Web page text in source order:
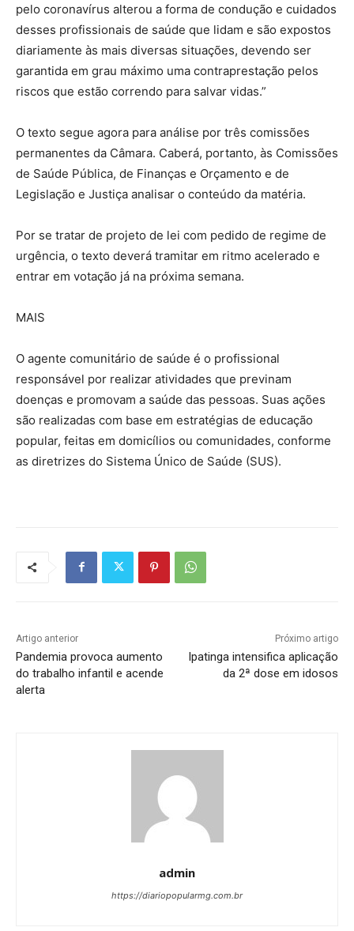
pelo coronavírus alterou a forma de condução e cuidados
desses profissionais de saúde que lidam e são expostos
diariamente às mais diversas situações, devendo ser
garantida em grau máximo uma contraprestação pelos
riscos que estão correndo para salvar vidas.”
O texto segue agora para análise por três comissões
permanentes da Câmara. Caberá, portanto, às Comissões
de Saúde Pública, de Finanças e Orçamento e de
Legislação e Justiça analisar o conteúdo da matéria.
Por se tratar de projeto de lei com pedido de regime de
urgência, o texto deverá tramitar em ritmo acelerado e
entrar em votação já na próxima semana.
MAIS
O agente comunitário de saúde é o profissional
responsável por realizar atividades que previnam
doenças e promovam a saúde das pessoas. Suas ações
são realizadas com base em estratégias de educação
popular, feitas em domicílios ou comunidades, conforme
as diretrizes do Sistema Único de Saúde (SUS).
Artigo anterior
Pandemia provoca aumento
do trabalho infantil e acende
alerta
Próximo artigo
Ipatinga intensifica aplicação
da 2ª dose em idosos
admin
https://diariopopularmg.com.br